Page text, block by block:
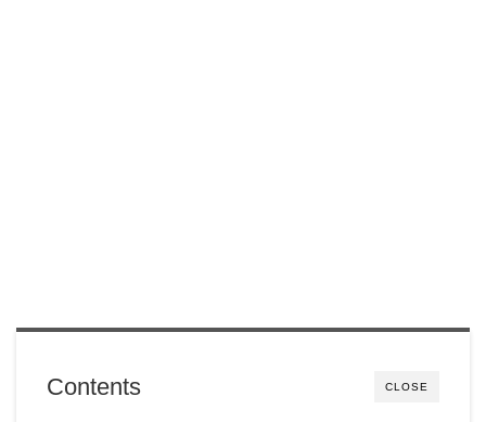
CLOSE
Contents